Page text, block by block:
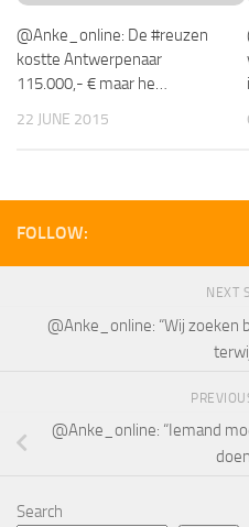
@Anke_online: De #reuzen
kostte Antwerpenaar
115.000,- € maar he…
22 JUNE 2015
FOLLOW:
NEXT
@Anke_online: “Wij
@Anke_online: “Iemand
Search